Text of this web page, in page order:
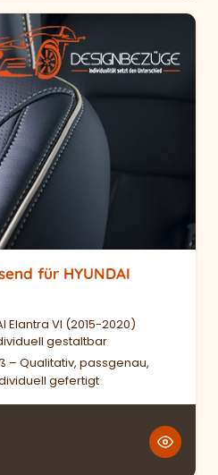
für HYUNDAI
Elantra VI (2015-2020)
gestaltbar
– Qualitativ, passgenau,
gefertigt